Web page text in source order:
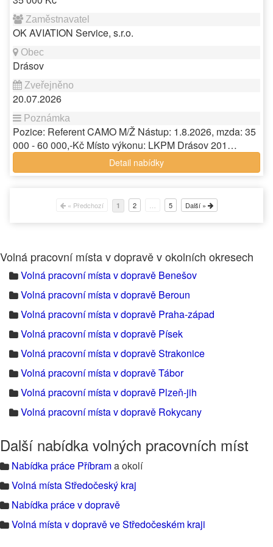
OK AVIATION Service, s.r.o.
Drásov
20.07.2026
Pozice: Referent CAMO M/Ž Nástup: 1.8.2026, mzda: 35
000 - 60 000,-Kč Místo výkonu: LKPM Drásov 201…
Detail nabídky
« Předchozí 1 2 5 Další »
Volná pracovní místa v dopravě v okolních okresech
Volná pracovní místa v dopravě Benešov
Volná pracovní místa v dopravě Beroun
Volná pracovní místa v dopravě Praha-západ
Volná pracovní místa v dopravě Písek
Volná pracovní místa v dopravě Strakonice
Volná pracovní místa v dopravě Tábor
Volná pracovní místa v dopravě Plzeň-jih
Volná pracovní místa v dopravě Rokycany
Další nabídka volných pracovních míst
Nabídka práce Příbrama okolí
Volná místa Středočeský kraj
Nabídka práce v dopravě
Volná místa v dopravě ve Středočeském kraji